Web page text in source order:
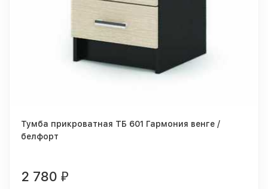
Тумба прикроватная ТБ 601 Гармония венге /
белфорт
2 780 ₽